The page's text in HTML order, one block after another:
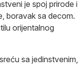
je spoj prirode i
boravak sa decom.
orijentalnog
sa jedinstvenim,